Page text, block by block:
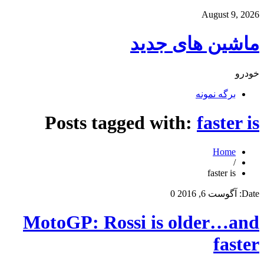
August 9, 2026
ماشین های جدید
خودرو
برگه نمونه
Posts tagged with: faster is
Home
/
faster is
Date: آگوست 6, 2016 0
MotoGP: Rossi is older…and
faster